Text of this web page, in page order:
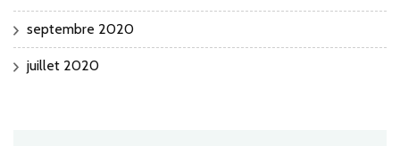
septembre 2020
juillet 2020